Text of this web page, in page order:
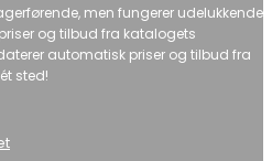
men fungerer udelukkende
og tilbud fra katalogets
automatisk priser og tilbud fra
sted!